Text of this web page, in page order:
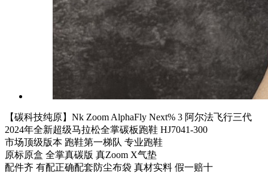
【碳科技纯原】Nk Zoom AlphaFly Next% 3 阿尔法飞行三代
2024年全新超级马拉松全掌碳板跑鞋 HJ7041-300
市场顶级版本 跑鞋第一梯队 专业跑鞋
原标原盒 全掌真碳版 真Zoom X气垫
配件齐 有配正确配套防尘布袋 真材实料 假一赔十